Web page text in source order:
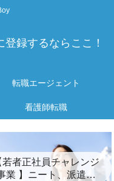
録するならここ！
転職エージェント
看護師転職
若者正社員チャレンジ
業 】ニート、派遣社